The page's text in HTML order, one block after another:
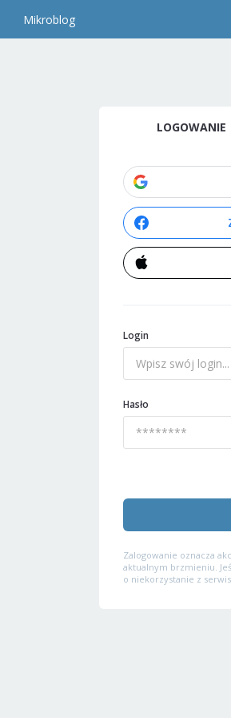
Mikroblog
LOGOWANIE
Login
Hasło
Zalogowanie oznacza
aktualnym brzmieniu.
o niekorzystanie z